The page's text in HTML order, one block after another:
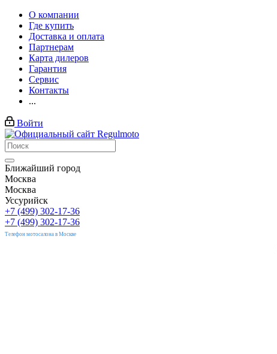
О компании
Где купить
Доставка и оплата
Партнерам
Карта дилеров
Гарантия
Сервис
Контакты
...
Войти
Ближайший город
Москва
Москва
Уссурийск
+7 (499) 302-17-36
+7 (499) 302-17-36
Телефон мотосалона в Москве